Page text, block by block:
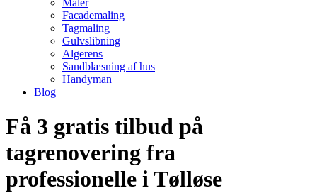
Maler
Facademaling
Tagmaling
Gulvslibning
Algerens
Sandblæsning af hus
Handyman
Blog
Få 3 gratis tilbud på
tagrenovering fra
professionelle i Tølløse